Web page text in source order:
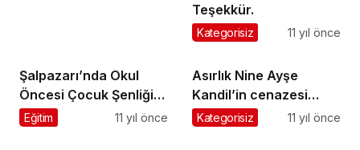
Teşekkür.
Kategorisiz 11 yıl önce
Şalpazarı’nda Okul
Öncesi Çocuk Şenliği
yapıldı
Eğitim 11 yıl önce
Asırlık Nine Ayşe
Kandil’in cenazesi
Dorukkiriş’te toprağa
Kategorisiz 11 yıl önce